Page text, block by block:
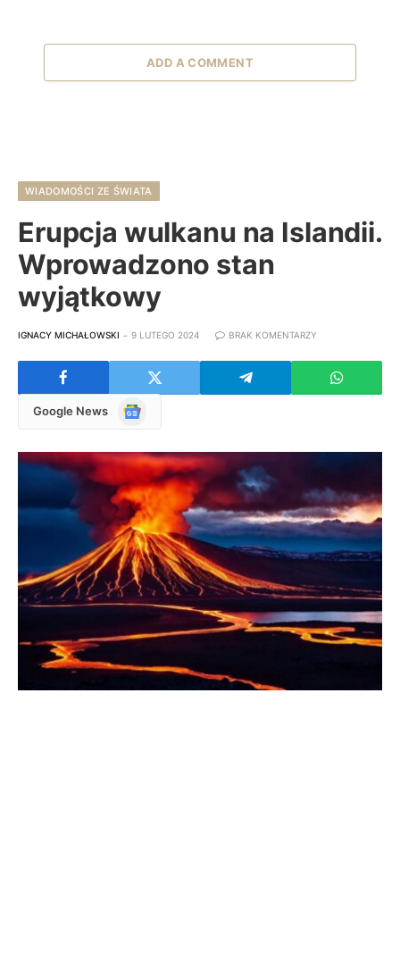
ADD A COMMENT
WIADOMOŚCI ZE ŚWIATA
Erupcja wulkanu na Islandii.
Wprowadzono stan
wyjątkowy
IGNACY MICHAŁOWSKI 9 LUTEGO 2024 BRAK KOMENTARZY
Google News
Google